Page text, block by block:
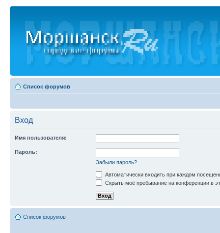
Список форумов
Вход
Имя пользователя:
Пароль:
Забыли пароль?
Автоматически входить при каждом
Скрыть моё пребывание на конференции в
Список форумов